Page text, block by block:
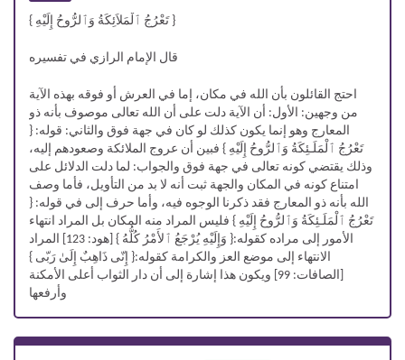
{ تَعْرُجُ ٱلْمَلاَئِكَةُ وَٱلرُّوحُ إِلَيْهِ }
قال الإمام الرازي في تفسيره
احتج القائلون بأن الله في مكان، إما في العرش أو فوقه بهذه الآية
من وجهين: الأول: أن الآية دلت على أن الله تعالى موصوف بأنه ذو
المعارج وهو إنما يكون كذلك لو كان في جهة فوق والثاني: قوله: {
تَعْرُجُ ٱلْمَلَـئِكَةُ وَٱلرُّوحُ إِلَيْهِ } فبين أن عروج الملائكة وصعودهم إليه،
وذلك يقتضي كونه تعالى في جهة فوق والجواب: لما دلت الدلائل على
امتناع كونه في المكان والجهة ثبت أنه لا بد من التأويل، فأما وصف
الله بأنه ذو المعارج فقد ذكرنا الوجوه فيه، وأما حرف إلى في قوله: {
تَعْرُجُ ٱلْمَلَـئِكَةُ وَٱلرُّوحُ إِلَيْهِ } فليس المراد منه المكان بل المراد انتهاء
الأمور إلى مراده كقوله:{ وَإِلَيْهِ يُرْجَعُ ٱلأَمْرُ كُلُّهُ } [هود: 123] المراد
الانتهاء إلى موضع العز والكرامة كقوله:{ إِنّى ذَاهِبٌ إِلَىٰ رَبّى }
[الصافات: 99] ويكون هذا إشارة إلى أن دار الثواب أعلى الأمكنة
وأرفعها